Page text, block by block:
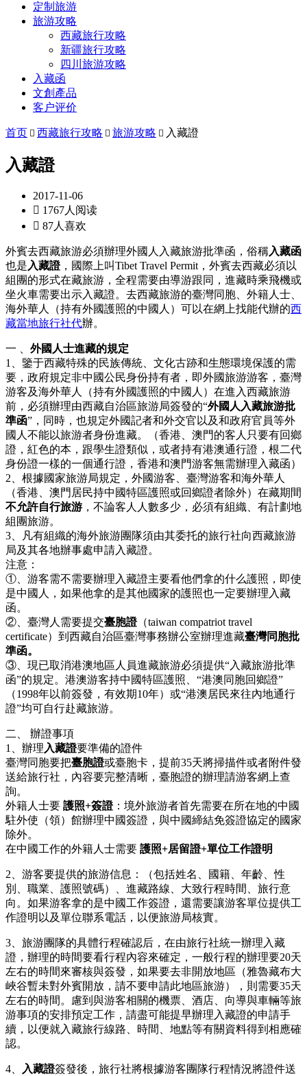
定制旅游
旅游攻略
西藏旅行攻略
新疆旅行攻略
四川旅游攻略
入藏函
文創產品
客户评价
首页  西藏旅行攻略  旅游攻略  入藏證
入藏證
2017-11-06
 1767人阅读
 87人喜欢
外賓去西藏旅游必須辦理外國人入藏旅游批準函，俗稱入藏函
也是 入藏證，國際上叫Tibet Travel Permit，外賓去西藏必須以
組團的形式在藏旅游，全程需要由導游跟同，進藏時乘飛機或
坐火車需要出示入藏證。去西藏旅游的臺灣同胞、外籍人士、
海外華人（持有外國護照的中國人）可以在網上找能代辦的西
藏當地旅行社代辦。
一 、 外國人士進藏的規定
1、鑒于西藏特殊的民族傳統、文化古跡和生態環境保護的需
要，政府規定非中國公民身份持有者，即外國旅游游客，臺灣
游客及海外華人（持有外國護照的中國人）在進入西藏旅游
前，必須辦理由西藏自治區旅游局簽發的“外國人入藏旅游批
準函”，同時，也規定外國記者和外交官以及和政府官員等外
國人不能以旅游者身份進藏。（香港、澳門的客人只要有回鄉
證，紅色的本，跟學生證類似，或者持有港澳通行證，根二代
身份證一樣的一個通行證，香港和澳門游客無需辦理入藏函）
2、根據國家旅游局規定，外國游客、臺灣游客和海外華人
（香港、澳門居民持中國特區護照或回鄉證者除外）在藏期間
不允許自行旅游 ，不論客人人數多少，必須有組織、有計劃地
組團旅游。
3、凡有組織的海外旅游團隊須由其委托的旅行社向西藏旅游
局及其各地辦事處申請入藏證。
注意：
①、游客需不需要辦理入藏證主要看他們拿的什么護照，即使
是中國人，如果他拿的是其他國家的護照也一定要辦理入藏
函。
②、臺灣人需要提交臺胞證（taiwan compatriot travel
certificate）到西藏自治區臺灣事務辦公室辦理進藏臺灣同胞批
準函。
③、現已取消港澳地區人員進藏旅游必須提供“入藏旅游批準
函”的規定。港澳游客持中國特區護照、“港澳同胞回鄉證”
（1998年以前簽發，有效期10年）或“港澳居民來往內地通行
證”均可自行赴藏旅游。
二、 辦證事項
1、辦理 入藏證要準備的證件
臺灣同胞要把臺胞證或臺胞卡，提前35天將掃描件或者附件發
送給旅行社，內容要完整清晰，臺胞證的辦理請游客網上查
詢。
外籍人士要 護照+簽證：境外旅游者首先需要在所在地的中國
駐外使（領）館辦理中國簽證，與中國締結免簽證協定的國家
除外。
在中國工作的外籍人士需要 護照+居留證+單位工作證明
2、游客要提供的旅游信息：（包括姓名、國籍、年齡、性
別、職業、護照號碼）、進藏路線、大致行程時間、旅行意
向。如果游客拿的是中國工作簽證，還需要讓游客單位提供工
作證明以及單位聯系電話，以便旅游局核實。
3、旅游團隊的具體行程確認后，在由旅行社統一辦理入藏
證，辦理的時間要看行程內容來確定，一般行程的辦理要20天
左右的時間來審核與簽發，如果要去非開放地區（雅魯藏布大
峽谷暫未對外賓開放，請不要申請此地區旅游），則需要35天
左右的時間。慮到與游客相關的機票、酒店、向導與車輛等旅
游事項的安排預定工作，請盡可能提早辦理入藏證的申請手
續，以便就入藏旅行線路、時間、地點等有關資料得到相應確
認。
4、 入藏證簽發後，旅行社將根據游客團隊行程情況將證件送